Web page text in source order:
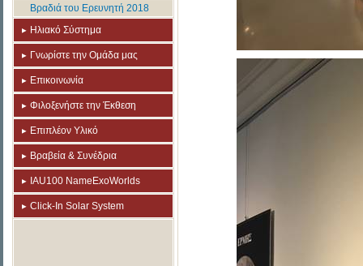
Βραδιά του Ερευνητή 2018
Ηλιακό Σύστημα
Γνωρίστε την Ομάδα μας
Επικοινωνία
Φιλοξενήστε την Έκθεση
Επιπλέον Υλικό
Βραβεία & Συνέδρια
IAU100 NameExoWorlds
Click-In Solar System